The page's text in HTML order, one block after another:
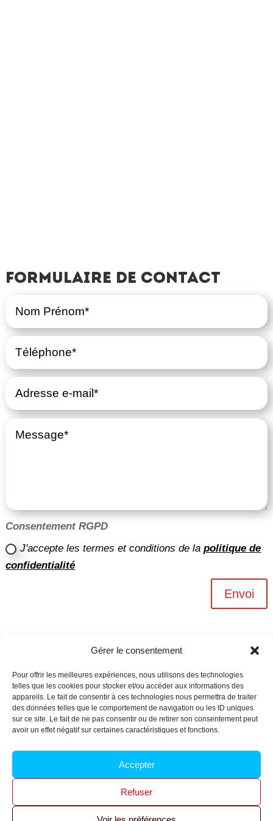
Gérer le consentement
Pour offrir les meilleures expériences, nous utilisons des technologies
telles que les cookies pour stocker et/ou accéder aux informations des
appareils. Le fait de consentir à ces technologies nous permettra de traiter
des données telles que le comportement de navigation ou les ID uniques
sur ce site. Le fait de ne pas consentir ou de retirer son consentement peut
avoir un effet négatif sur certaines caractéristiques et fonctions.
Accepter
Refuser
Formulaire de contact
Consentement RGPD
J'accepte les termes et conditions de lapolitique de
confidentialité
Envoi
Archives n-6
Politique de confidentialité–